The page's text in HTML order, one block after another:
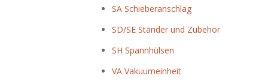
SA Schieberanschlag
SD/SE Ständer und Zubehör
SH Spannhülsen
VA Vakuumeinheit